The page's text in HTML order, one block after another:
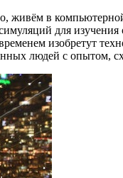
в
для
изобретут
людей с